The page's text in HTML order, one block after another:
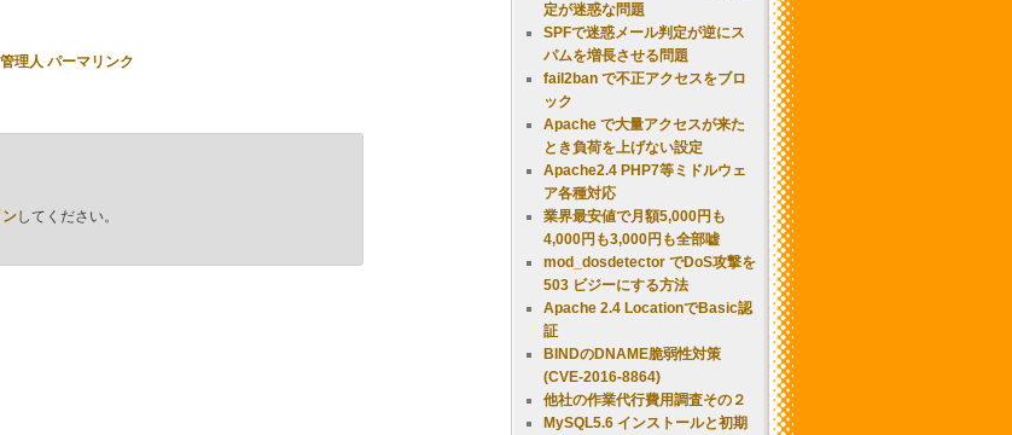
管理人 パーマリンク
ンしてください。
定が迷惑な問題
SPFで迷惑メール判定が逆にス
パムを増長させる問題
fail2ban で不正アクセスをブロ
ック
Apache で大量アクセスが来た
とき負荷を上げない設定
Apache2.4 PHP7等ミドルウェ
ア各種対応
業界最安値で月額5,000円も
4,000円も3,000円も全部嘘
mod_dosdetector でDoS攻撃を
503 ビジーにする方法
Apache 2.4 LocationでBasic認
証
BINDのDNAME脆弱性対策
(CVE-2016-8864)
他社の作業代行費用調査その２
MySQL5.6 インストールと初期